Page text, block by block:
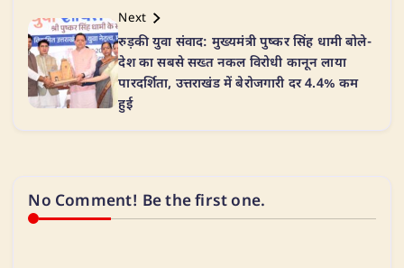
Next
रुड़की युवा संवाद: मुख्यमंत्री पुष्कर सिंह धामी बोले-
देश का सबसे सख्त नकल विरोधी कानून लाया
पारदर्शिता, उत्तराखंड में बेरोजगारी दर 4.4% कम
हुई
No Comment! Be the first one.